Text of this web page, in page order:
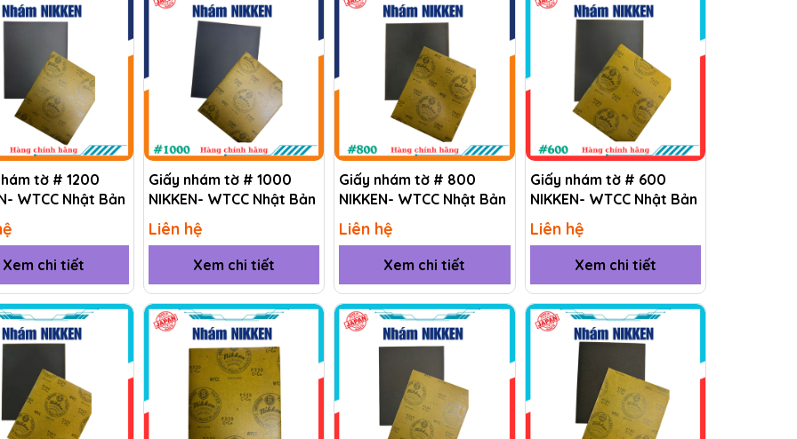
tờ # 1200
WTCC Nhật Bản
Xem chi tiết
Giấy nhám tờ # 1000
NIKKEN- WTCC Nhật Bản
Liên hệ
Xem chi tiết
Giấy nhám tờ # 800
NIKKEN- WTCC Nhật Bản
Liên hệ
Xem chi tiết
Giấy nhám tờ # 600
NIKKEN- WTCC Nhật Bản
Liên hệ
Xem chi tiết